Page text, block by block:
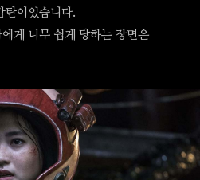
탄이었습니다.
게 너무 쉽게 당하는 장면은